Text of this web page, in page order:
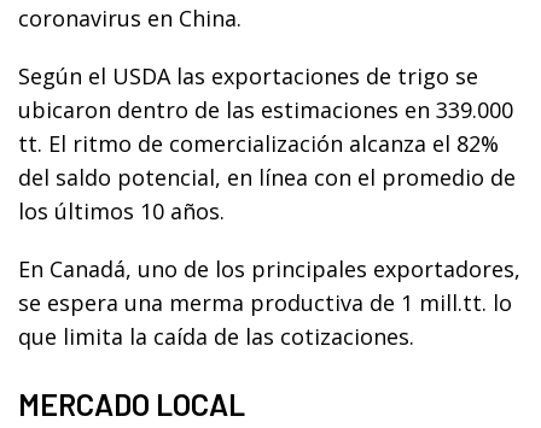
coronavirus en China.
Según el USDA las exportaciones de trigo se
ubicaron dentro de las estimaciones en 339.000
tt. El ritmo de comercialización alcanza el 82%
del saldo potencial, en línea con el promedio de
los últimos 10 años.
En Canadá, uno de los principales exportadores,
se espera una merma productiva de 1 mill.tt. lo
que limita la caída de las cotizaciones.
MERCADO LOCAL